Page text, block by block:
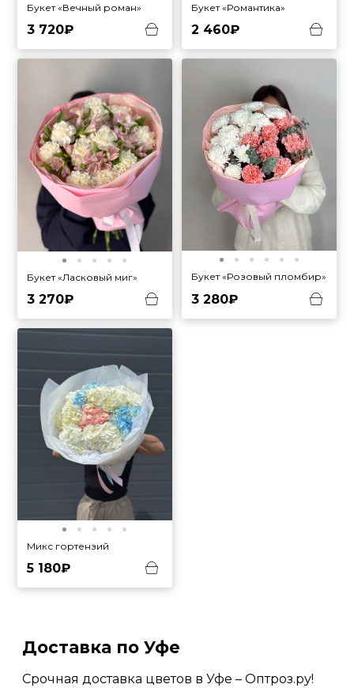
Букет «Вечный роман»
3 720₽
Букет «Романтика»
2 460₽
Букет «Ласковый миг»
3 270₽
Букет «Розовый пломбир»
3 280₽
Микс гортензий
5 180₽
Доставка по Уфе
Срочная доставка цветов в Уфе – Оптроз.ру!